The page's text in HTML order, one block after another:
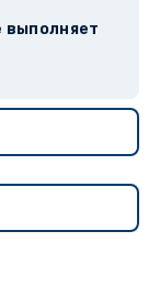
выполняет